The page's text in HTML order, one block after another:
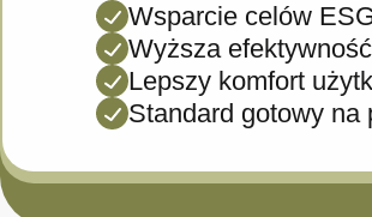
Wsparcie celów
Wyższa
Lepszy komfort
Standard gotowy na